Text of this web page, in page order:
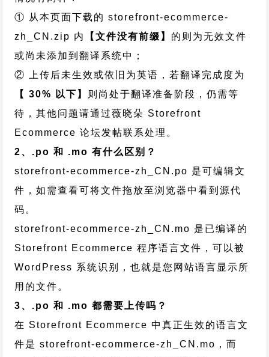
① 从本页面下载的 storefront-ecommerce-
zh_CN.zip 内
【文件没有前缀】 的则为无效文件
或尚未添加到翻译系统中；
② 上传后未生效或依旧为英语，若翻译完成度为
【 30% 以下】 则尚处于翻译准备阶段，仍需等
待，其他问题请通过薇晓朵 Storefront
Ecommerce 论坛发帖联系处理。
2、.po 和 .mo 有什么区别？
storefront-ecommerce-zh_CN.po 是可编辑文
件，如需查看可将文件拖放至浏览器中看到源代
码。
storefront-ecommerce-zh_CN.mo 是已编译的
Storefront Ecommerce 程序语言文件，可以被
WordPress 系统识别，也就是您网站语言显示所
用的文件。
3、.po 和 .mo 都需要上传吗？
在 Storefront Ecommerce 中真正生效的语言文
件是 storefront-ecommerce-zh_CN.mo，而